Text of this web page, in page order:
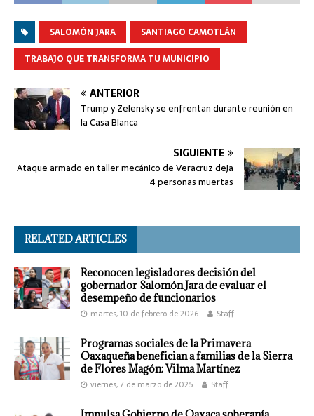
SALOMÓN JARA
SANTIAGO CAMOTLÁN
TRABAJO QUE TRANSFORMA TU MUNICIPIO
ANTERIOR
Trump y Zelensky se enfrentan durante reunión en
la Casa Blanca
SIGUIENTE
Ataque armado en taller mecánico de Veracruz deja
4 personas muertas
RELATED ARTICLES
Reconocen legisladores decisión del
gobernador Salomón Jara de evaluar el
desempeño de funcionarios
martes, 10 de febrero de 2026 Staff
Programas sociales de la Primavera
Oaxaqueña benefician a familias de la Sierra
de Flores Magón: Vilma Martínez
viernes, 7 de marzo de 2025 Staff